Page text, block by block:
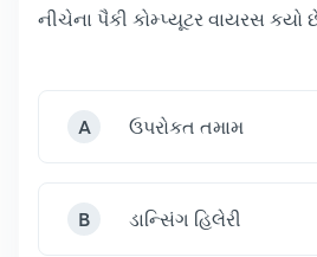
નીચેના પૈકી કોમ્પ્યૂટર વાયરસ કયો
A ઉપરોકત તમામ
B ડાન્સિંગ હિલેરી